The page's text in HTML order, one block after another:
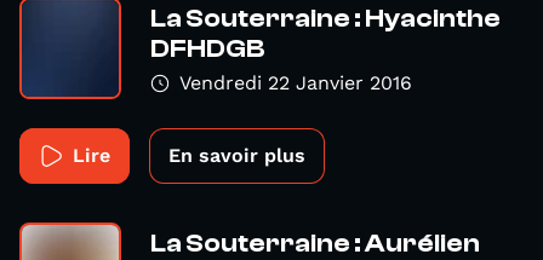
La Souterraine : Hyacinthe
DFHDGB
Vendredi 22 Janvier 2016
Lire En savoir plus
La Souterraine : Aurélien